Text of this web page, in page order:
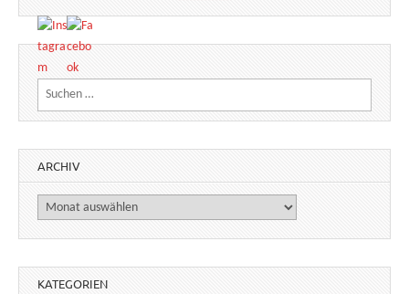
Suchen nach:
ARCHIV
Archiv
KATEGORIEN